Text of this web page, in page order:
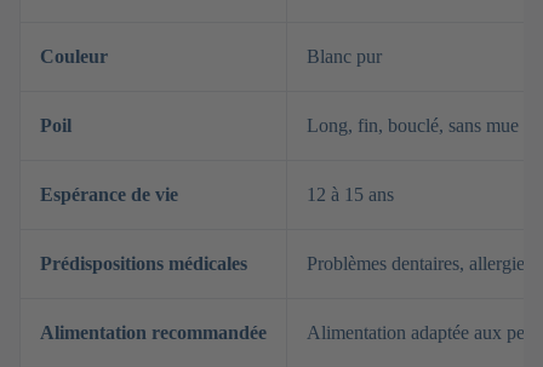
Couleur Blanc pur
Poil Long, fin, bouclé, sans mue
Espérance de vie 12 à 15 ans
Prédispositions médicales Problèmes dentaires,
Alimentation recommandée Alimentation adaptée aux